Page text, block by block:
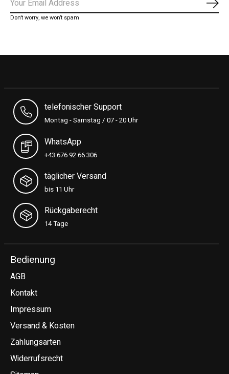
Don’t worry, we won’t spam
telefonischer Support
Montag - Samstag / 07 - 20 Uhr
WhatsApp
+43 676 92 66 306
täglicher Versand
bis 11 Uhr
Rückgaberecht
14 Tage
Bedienung
AGB
Kontakt
Impressum
Versand & Kosten
Zahlungsarten
Widerrufsrecht